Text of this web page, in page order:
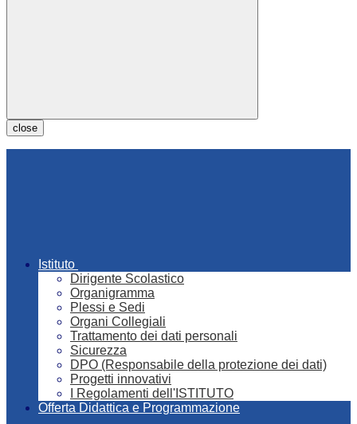
close
Istituto
Dirigente Scolastico
Organigramma
Plessi e Sedi
Organi Collegiali
Trattamento dei dati personali
Sicurezza
DPO (Responsabile della protezione dei dati)
Progetti innovativi
I Regolamenti dell'ISTITUTO
Offerta Didattica e Programmazione